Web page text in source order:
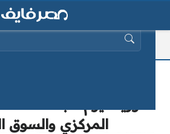
المركزي والسوق
البحث عن: